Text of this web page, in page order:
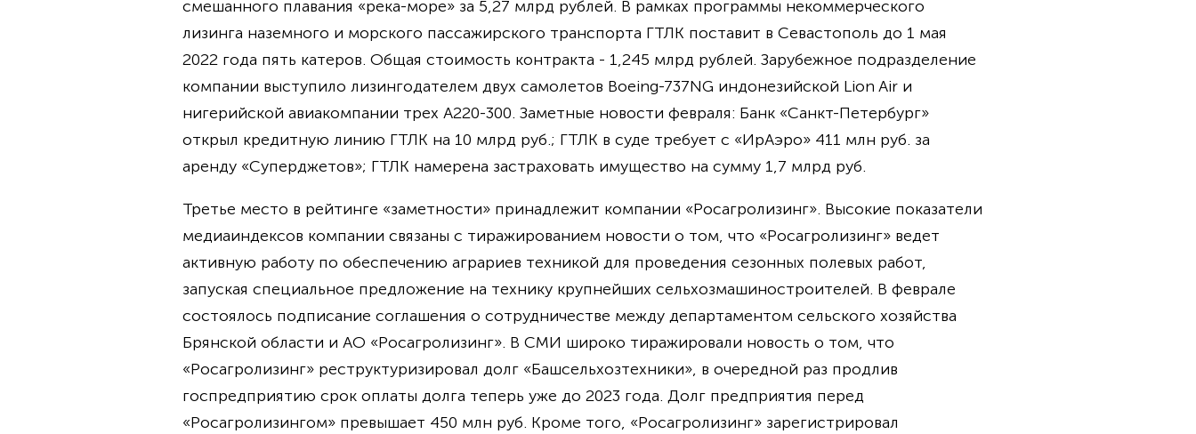
смешанного плавания «река-море» за 5,27 млрд рублей. В рамках программы некоммерческого
лизинга наземного и морского пассажирского транспорта ГТЛК поставит в Севастополь до 1 мая
2022 года пять катеров. Общая стоимость контракта - 1,245 млрд рублей. Зарубежное подразделение
компании выступило лизингодателем двух самолетов Boeing-737NG индонезийской Lion Air и
нигерийской авиакомпании трех A220-300. Заметные новости февраля: Банк «Санкт-Петербург»
открыл кредитную линию ГТЛК на 10 млрд руб.; ГТЛК в суде требует с «ИрАэро» 411 млн руб. за
аренду «Суперджетов»; ГТЛК намерена застраховать имущество на сумму 1,7 млрд руб.
Третье место в рейтинге «заметности» принадлежит компании «Росагролизинг». Высокие показатели
медиаиндексов компании связаны с тиражированием новости о том, что «Росагролизинг» ведет
активную работу по обеспечению аграриев техникой для проведения сезонных полевых работ,
запуская специальное предложение на технику крупнейших сельхозмашиностроителей. В феврале
состоялось подписание соглашения о сотрудничестве между департаментом сельского хозяйства
Брянской области и АО «Росагролизинг». В СМИ широко тиражировали новость о том, что
«Росагролизинг» реструктуризировал долг «Башсельхозтехники», в очередной раз продлив
госпредприятию срок оплаты долга теперь уже до 2023 года. Долг предприятия перед
«Росагролизингом» превышает 450 млн руб. Кроме того, «Росагролизинг» зарегистрировал